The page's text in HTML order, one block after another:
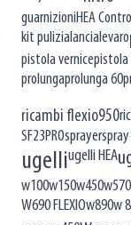
guarnizioniHEA
kit pulizialancialevaro
pistola vernicepistola
prolungaprolunga 60
ricambi flexio950
SF23PROsprayer
ugelliugelli HEA
w100w150w450w570
W690 FLEXIOw890w